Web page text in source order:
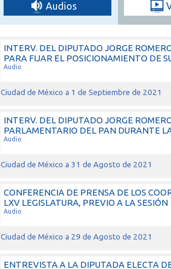
Audios
INTERV. DEL DIPUTADO JORGE
PARA FIJAR EL POSICIONAMIENTO DE
Audio
Ciudad de México a 1 de Septiembre de 2021
INTERV. DEL DIPUTADO JORGE
PARLAMENTARIO DEL PAN DURANTE
Audio
Ciudad de México a 31 de Agosto de 2021
CONFERENCIA DE PRENSA DE LOS
LXV LEGISLATURA, PREVIO A LA SESIÓN
Audio
Ciudad de México a 29 de Agosto de 2021
ENTREVISTA A LA DIPUTADA ELECTA